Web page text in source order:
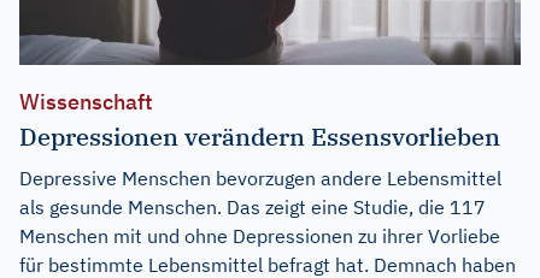
Wissenschaft
Depressionen verändern Essensvorlieben
Depressive Menschen bevorzugen andere Lebensmittel
als gesunde Menschen. Das zeigt eine Studie, die 117
Menschen mit und ohne Depressionen zu ihrer Vorliebe
für bestimmte Lebensmittel befragt hat. Demnach haben